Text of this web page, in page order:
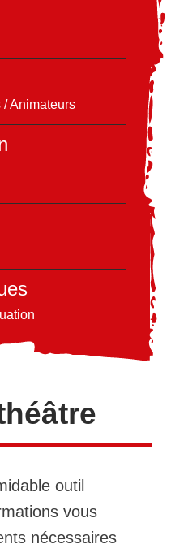
/ Animateurs
outil
vous
nécessaires